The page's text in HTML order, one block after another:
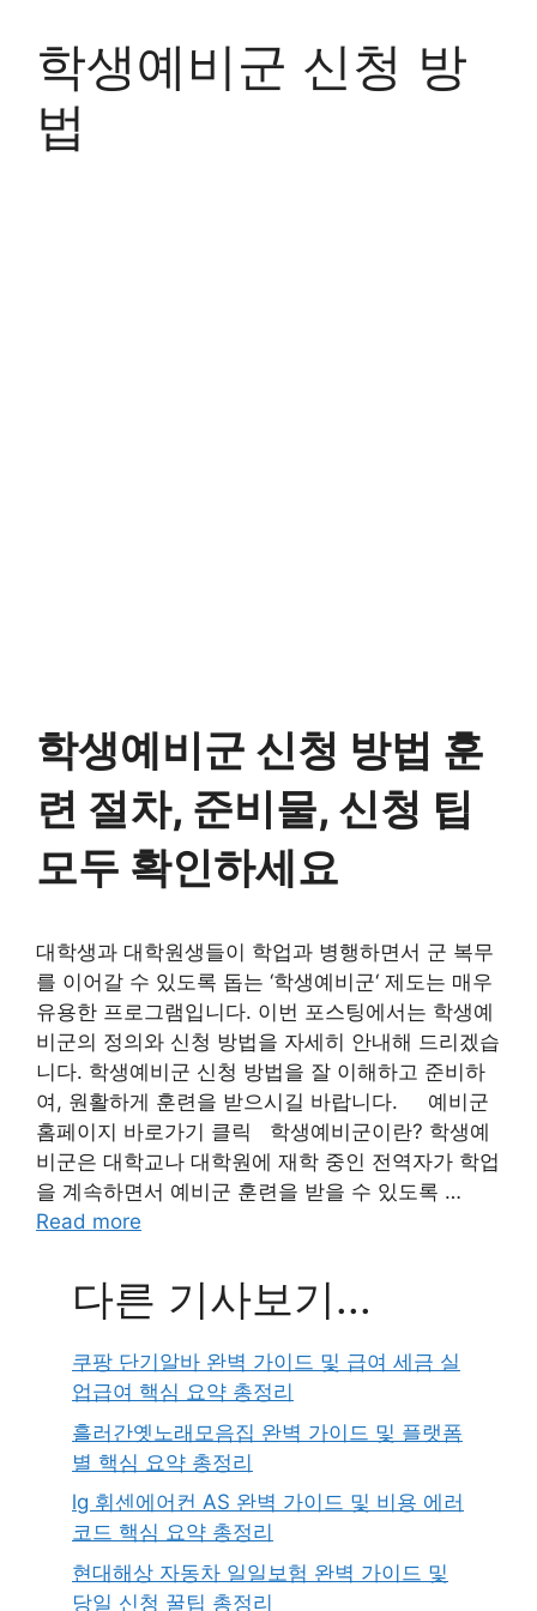
content학생예비군 신청 방
법
학생예비군 신청 방법 훈
련 절차, 준비물, 신청 팁
모두 확인하세요
대학생과 대학원생들이 학업과 병행하면서 군 복무
를 이어갈 수 있도록 돕는 ‘학생예비군‘ 제도는 매우
유용한 프로그램입니다. 이번 포스팅에서는 학생예
비군의 정의와 신청 방법을 자세히 안내해 드리겠습
니다. 학생예비군 신청 방법을 잘 이해하고 준비하
여, 원활하게 훈련을 받으시길 바랍니다. 예비군
홈페이지 바로가기 클릭 학생예비군이란? 학생예
비군은 대학교나 대학원에 재학 중인 전역자가 학업
을 계속하면서 예비군 훈련을 받을 수 있도록 …
Read more
다른 기사보기...
쿠팡 단기알바 완벽 가이드 및 급여 세금 실
업급여 핵심 요약 총정리
흘러간옛노래모음집 완벽 가이드 및 플랫폼
별 핵심 요약 총정리
lg 휘센에어컨 AS 완벽 가이드 및 비용 에러
코드 핵심 요약 총정리
현대해상 자동차 일일보험 완벽 가이드 및
당일 신청 꿀팁 총정리